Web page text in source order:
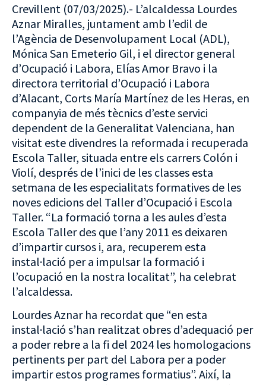
Crevillent (07/03/2025).- L’alcaldessa Lourdes
Aznar Miralles, juntament amb l’edil de
l’Agència de Desenvolupament Local (ADL),
Mónica San Emeterio Gil, i el director general
d’Ocupació i Labora, Elías Amor Bravo i la
directora territorial d’Ocupació i Labora
d’Alacant, Corts María Martínez de les Heras, en
companyia de més tècnics d’este servici
dependent de la Generalitat Valenciana, han
visitat este divendres la reformada i recuperada
Escola Taller, situada entre els carrers Colón i
Violí, després de l’inici de les classes esta
setmana de les especialitats formatives de les
noves edicions del Taller d’Ocupació i Escola
Taller. “La formació torna a les aules d’esta
Escola Taller des que l’any 2011 es deixaren
d’impartir cursos i, ara, recuperem esta
instal·lació per a impulsar la formació i
l’ocupació en la nostra localitat”, ha celebrat
l’alcaldessa.
Lourdes Aznar ha recordat que “en esta
instal·lació s’han realitzat obres d’adequació per
a poder rebre a la fi del 2024 les homologacions
pertinents per part del Labora per a poder
impartir estos programes formatius”. Així, la